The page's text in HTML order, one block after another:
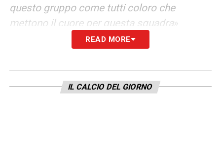
questo gruppo come tutti coloro che
mettono il cuore per questa squadra»
LEGGI L’INTERVISTA COMPLETA SU
LA PLAYLIST DELLE NOSTRE TOP NEWS
READ MORE
IL CALCIO DEL GIORNO